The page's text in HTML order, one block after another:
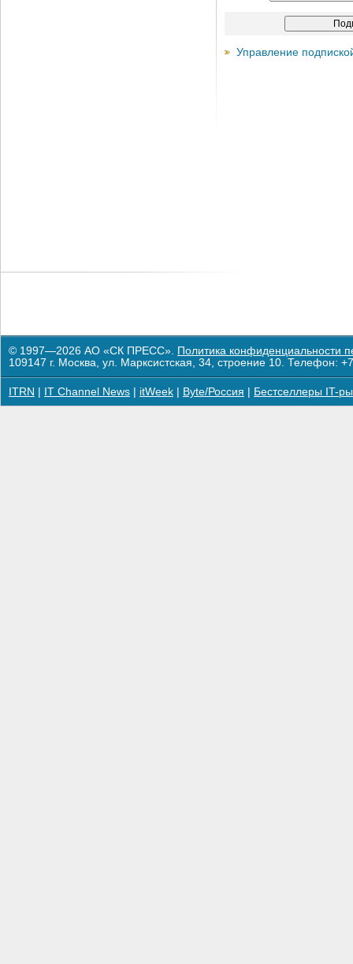
Управление
© 1997—2026 АО «СК ПРЕСС». Политика конфиденциальности
109147 г. Москва, ул. Марксистская, 34, строение 10. Телефон:
ITRN IT Channel News itWeek Byte/Россия Бестселлеры IT-